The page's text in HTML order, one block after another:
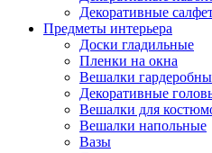
Декоративные
Предметы интерьера
Доски гладильные
Пленки на окна
Вешалки
Декоративные
Вешалки для
Вешалки напольные
Вазы